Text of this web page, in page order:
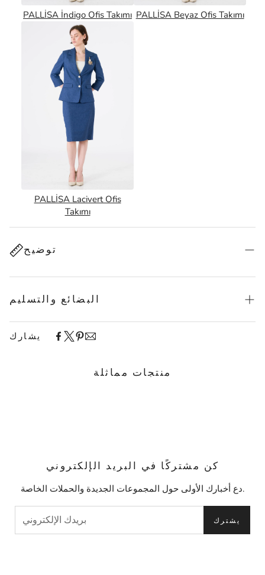
PALLİSA İndigo Ofis Takımı PALLİSA Beyaz Ofis Takımı
PALLİSA Lacivert Ofis
Takımı
توضيح
البضائع والتسليم
يشارك
منتجات مماثلة
كن مشتركًا في البريد الإلكتروني
دع أخبارك الأولى حول المجموعات الجديدة والحملات الخاصة.
يشترك